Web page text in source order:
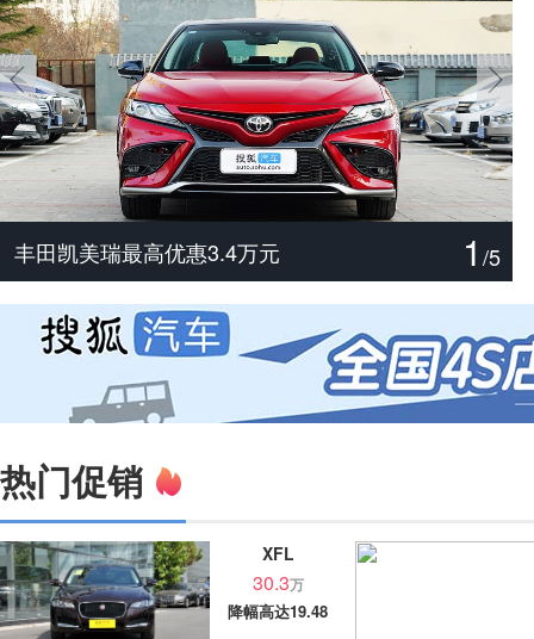
尊界V800/V680实力分析
主打配置诚意 解读腾势Z9S
丰田汉兰达最高优惠3万元
捷豹XFL最高优惠19.48万元
宝马X3最高优惠3万元
丰田凯美瑞最高优惠3.4万元 1 /5
热门促销
XFL
30.3万
降幅高达19.48